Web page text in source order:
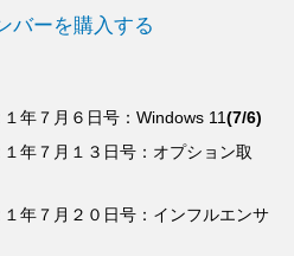
バーを購入する
年７月２０日号：インフルエンサ
年７月１３日号：オプション取
年７月６日号：Windows 11(7/6)